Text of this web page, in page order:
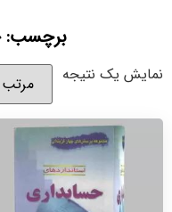
برچسب:
نمایش یک نتیجه